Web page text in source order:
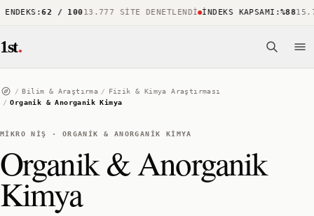
:62 / 10013.777 SITE DENETLENDI İNDEKS KAPSAMI:%88
1st.
/ Bilim & Araştırma /
Fizik & Kimya Araştırması
/ Organik & Anorganik Kimya
MIKRO NIŞ · ORGANIK & ANORGANIK KIMYA
Organik & Anorganik
Kimya